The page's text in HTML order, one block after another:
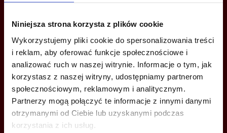
Niniejsza strona korzysta z plików cookie
Wykorzystujemy pliki cookie do spersonalizowania treści
i reklam, aby oferować funkcje społecznościowe i
analizować ruch w naszej witrynie. Informacje o tym, jak
korzystasz z naszej witryny, udostępniamy partnerom
społecznościowym, reklamowym i analitycznym.
Partnerzy mogą połączyć te informacje z innymi danymi
otrzymanymi od Ciebie lub uzyskanymi podczas
korzystania z ich usług.
+48 539 096 754
trojmiasto@bazabiur.pl
MOŻESZ TEŻ ZOSTAWIĆ SWÓJ NUMER, A MY SKONTAKTUJEMY SIĘ
Z TOBĄ